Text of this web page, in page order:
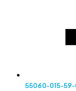
55060-015-